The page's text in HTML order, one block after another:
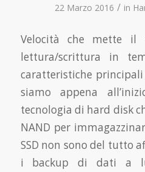
22 Marzo 2016 / in
Velocità che mette il
lettura/scrittura in
caratteristiche
siamo appena
tecnologia di hard disk
NAND per
SSD non sono del tutto
i backup di dati a